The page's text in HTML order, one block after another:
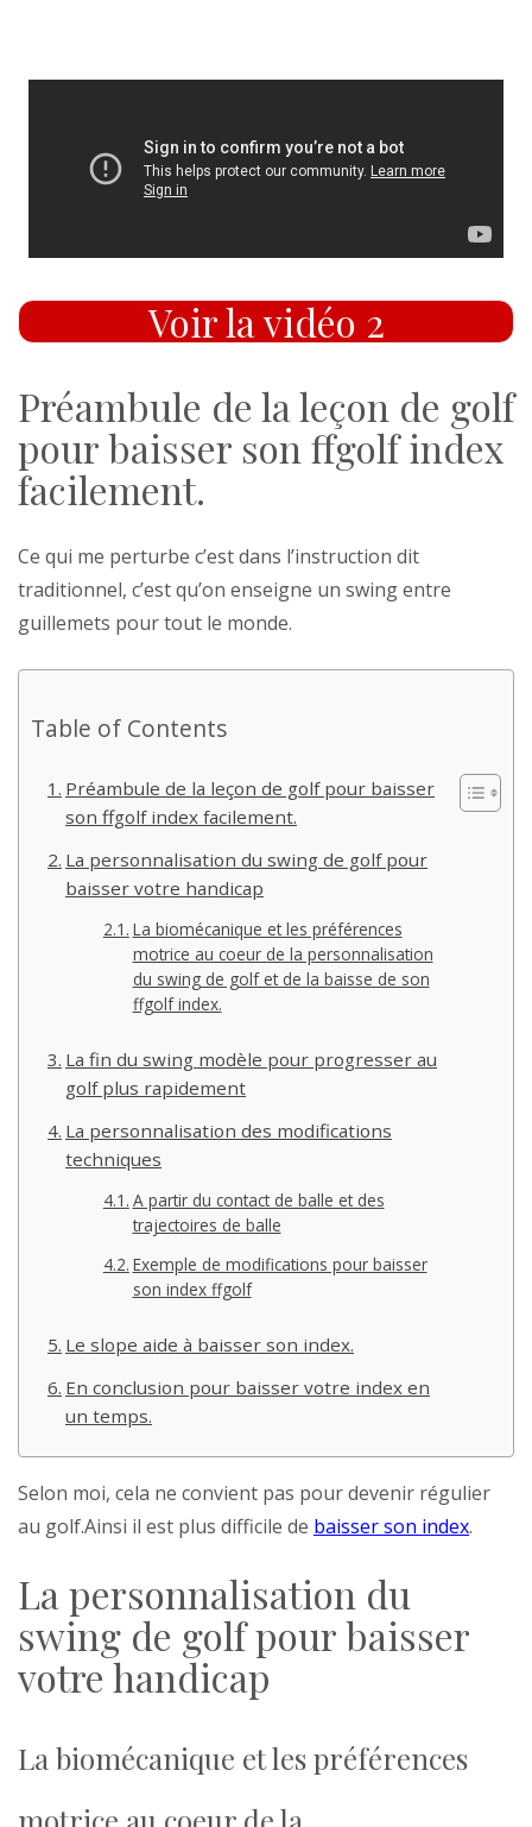
Voir la vidéo 2
Préambule de la leçon de golf
pour baisser son ffgolf index
facilement.
Ce qui me perturbe c’est dans l’instruction dit
traditionnel, c’est qu’on enseigne un swing entre
guillemets pour tout le monde.
Table of Contents
Préambule de la leçon de golf pour baisser
son ffgolf index facilement.
La personnalisation du swing de golf pour
baisser votre handicap
La biomécanique et les préférences
motrice au coeur de la personnalisation
du swing de golf et de la baisse de son
ffgolf index.
La fin du swing modèle pour progresser au
golf plus rapidement
La personnalisation des modifications
techniques
A partir du contact de balle et des
trajectoires de balle
Exemple de modifications pour baisser
son index ffgolf
Le slope aide à baisser son index.
En conclusion pour baisser votre index en
un temps.
Selon moi, cela ne convient pas pour devenir régulier
au golf.Ainsi il est plus difficile de baisser son index.
La personnalisation du
swing de golf pour baisser
votre handicap
La biomécanique et les préférences